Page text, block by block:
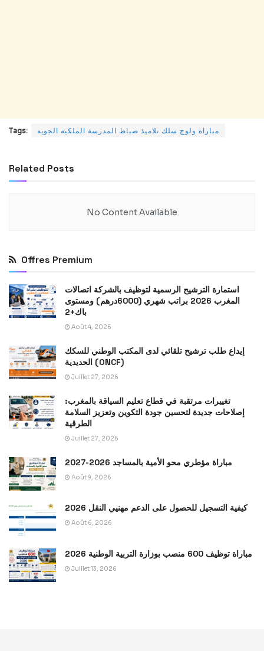
Tags: مباراة ولوج سلك تلاميذ ضباط المدرسة الملكية الجوية
Related Posts
No Content Available
Offres Premium
استمارة الترشيح الرسمية لتوظيف بالشركة اتصالات
المغرب 2026 براتب شهري (6000درهم) ومستوى
باك+2
Août 4, 2026
إيداع طلب ترشيح تلقائي لدى المكتب الوطني للسكك
الحديدية (ONCF)
Juillet 27, 2026
تغييرات مرتقبة في قطاع تعليم السياقة بالمغرب:
إصلاحات جديدة لتحسين جودة التكوين وتعزيز السلامة
الطرقية
Juillet 27, 2026
مباراة مؤطري محو الأمية بالمساجد 2026-2027
Août 9, 2026
كيفية التسجيل للحصول على الدعم مهنيي النقل 2026
Août 6, 2026
مباراة توظيف 600 منصب بوزارة التربية الوطنية 2026
Juillet 13, 2026